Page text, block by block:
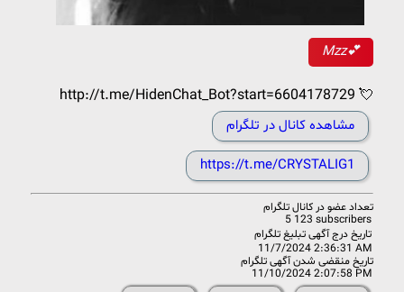
Mzz💕
http://t.me/HidenChat_Bot?start=6604178729 💘
مشاهده کانال در تلگرام
https://t.me/CRYSTALIG1
تعداد عضو در کانال تلگرام
5 123 subscribers
تاریخ درج آگهی تبلیغ تلگرام
11/7/2024 2:36:31 AM
تاریخ منقضی شدن آگهی تلگرام
11/10/2024 2:07:58 PM